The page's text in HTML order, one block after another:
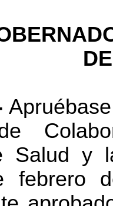
Salud y
febrero